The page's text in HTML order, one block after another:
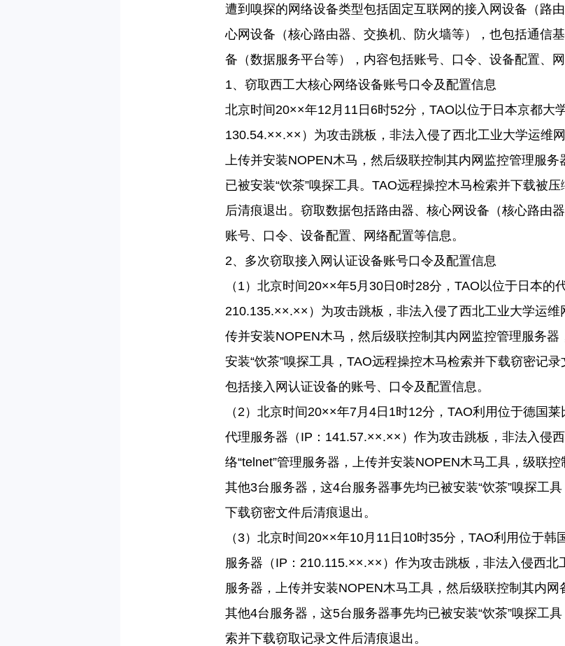
遭到嗅探的网络设备类型包括固定互联网的接入网设备（路
心网设备（核心路由器、交换机、防火墙等），也包括通信
备（数据服务平台等），内容包括账号、口令、设备配置、网
1、窃取西工大核心网络设备账号口令及配置信息
北京时间20××年12月 11 日 6时52分， TAO以位于日本京都大
130.54.××.××）为攻击跳板，非法入侵了西北工业大学运维
上传并安装NOPEN木马，然后级联控制其内网监控管理服务
已被安装“饮茶”嗅探工具。 TAO远程操控木马检索并下载被
后清痕退出。窃取数据包括路由器、核心网设备（核心路由
账号、口令、设备配置、网络配置等信息。
2、多次窃取接入网认证设备账号口令及配置信息
（ 1）北京时间20××年5月 30 日 0时28分， TAO以位于日本的
210.135.××.××）为攻击跳板，非法入侵了西北工业大学运维
传并安装NOPEN木马，然后级联控制其内网监控管理服务器
安装“饮茶”嗅探工具， TAO远程操控木马检索并下载窃密记
包括接入网认证设备的账号、口令及配置信息。
（2）北京时间20××年7月 4 日 1时12分， TAO利用位于德国莱
代理服务器（ IP ： 141.57.××.××）作为攻击跳板，非法入侵
络“telnet”管理服务器，上传并安装NOPEN木马工具，级联
其他3台服务器，这4台服务器事先均已被安装“饮茶”嗅探工具
下载窃密文件后清痕退出。
（3）北京时间20××年10月 11 日 10时35分， TAO利用位于韩
服务器（ IP ： 210.115.××.××）作为攻击跳板，非法入侵西北
服务器，上传并安装NOPEN木马工具，然后级联控制其内
其他4台服务器，这5台服务器事先均已被安装“饮茶”嗅探工具
索并下载窃取记录文件后清痕退出。